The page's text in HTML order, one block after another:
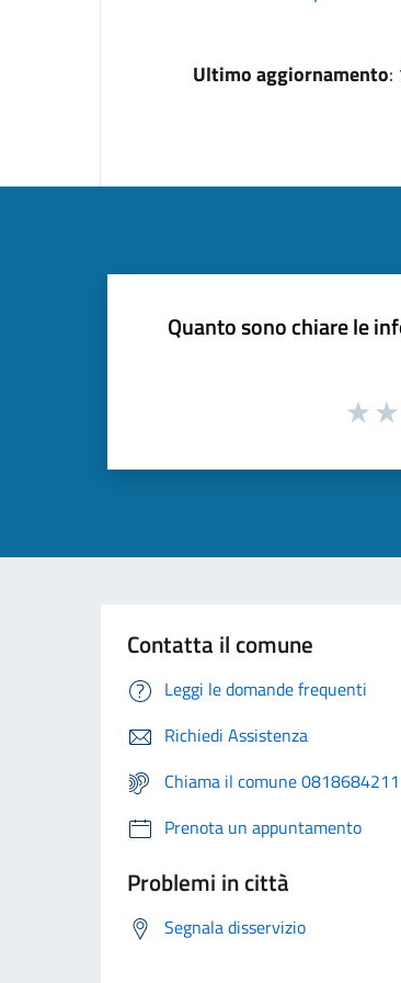
Ultimo aggiornamento:
Quanto sono chiare le
Contatta il comune
Leggi le domande frequenti
Richiedi Assistenza
Chiama il comune 0818684211
Prenota un appuntamento
Problemi in città
Segnala disservizio